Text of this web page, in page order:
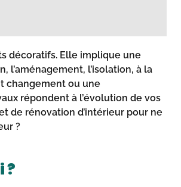
décoratifs. Elle implique une
l’isolation, à la
changement ou une
répondent à l’évolution de vos
de rénovation d’intérieur pour ne
?
?